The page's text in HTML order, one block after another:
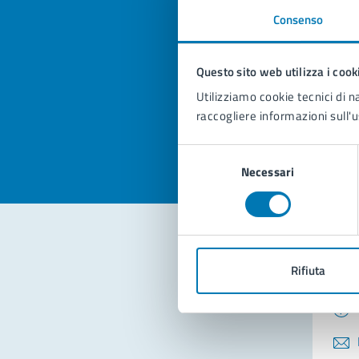
Consenso
Questo sito web utilizza i
Utilizziamo cookie tecnici di
raccogliere informazioni
Necessari
Rifiuta
Valuta